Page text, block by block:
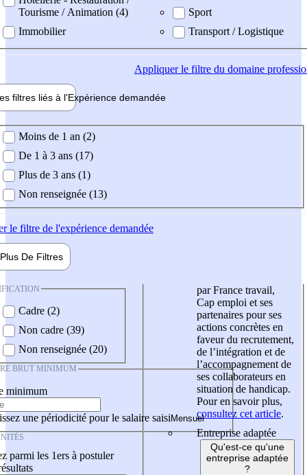
Tourisme / Animation (4)
Immobilier
Sport
Transport / Logistique
Appliquerle filtre du domaine
filtres liés à l'Expérience demandée
demandée
Moins de 1 an (2)
De 1 à 3 ans (17)
Plus de 3 ans (1)
Non renseignée (13)
le filtre de l'expérience demandée
Plus De Filtres
Cadre (2)
Non cadre (39)
Non renseignée (20)
BRUT MINIMUM
minimum
une périodicité pour le salaire saisi
parmi les 1ers à postuler
par France travail,
Cap emploi et ses
partenaires pour ses
actions concrètes en
faveur du recrutement,
de l’intégration et de
l’accompagnement de
ses collaborateurs en
situation de handicap.
Pour en savoir plus,
consultez cet article.
Entreprise adaptée
Qu'est-ce qu'une
entreprise adaptée
?